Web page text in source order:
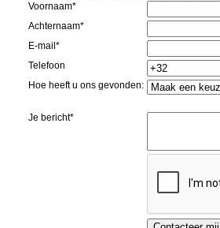
Voornaam*
Achternaam*
E-mail*
Telefoon
Hoe heeft u ons gevonden:
Je bericht*